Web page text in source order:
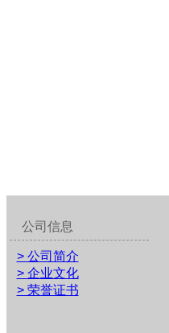
公司信息
> 公司简介
> 企业文化
> 荣誉证书